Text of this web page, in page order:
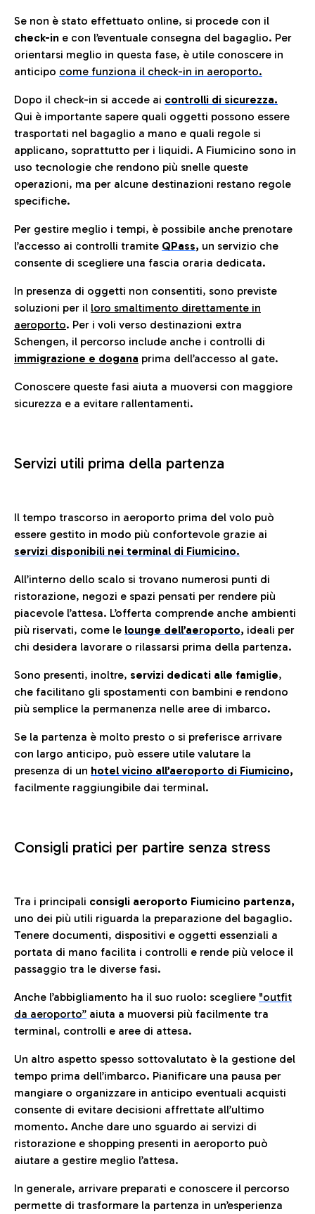
Se non è stato effettuato online, si procede con il
check-in e con l’eventuale consegna del bagaglio. Per
orientarsi meglio in questa fase, è utile conoscere in
anticipo come funziona il check-in in aeroporto.
Dopo il check-in si accede ai controlli di sicurezza.
Qui è importante sapere quali oggetti possono essere
trasportati nel bagaglio a mano e quali regole si
applicano, soprattutto per i liquidi. A Fiumicino sono in
uso tecnologie che rendono più snelle queste
operazioni, ma per alcune destinazioni restano regole
specifiche.
Per gestire meglio i tempi, è possibile anche prenotare
l’accesso ai controlli tramite QPass, un servizio che
consente di scegliere una fascia oraria dedicata.
In presenza di oggetti non consentiti, sono previste
soluzioni per il loro smaltimento direttamente in
aeroporto. Per i voli verso destinazioni extra
Schengen, il percorso include anche i controlli di
immigrazione e dogana prima dell’accesso al gate.
Conoscere queste fasi aiuta a muoversi con maggiore
sicurezza e a evitare rallentamenti.
Servizi utili prima della partenza
Il tempo trascorso in aeroporto prima del volo può
essere gestito in modo più confortevole grazie ai
servizi disponibili nei terminal di Fiumicino.
All’interno dello scalo si trovano numerosi punti di
ristorazione, negozi e spazi pensati per rendere più
piacevole l’attesa. L’offerta comprende anche ambienti
più riservati, come le lounge dell’aeroporto, ideali per
chi desidera lavorare o rilassarsi prima della partenza.
Sono presenti, inoltre, servizi dedicati alle famiglie,
che facilitano gli spostamenti con bambini e rendono
più semplice la permanenza nelle aree di imbarco.
Se la partenza è molto presto o si preferisce arrivare
con largo anticipo, può essere utile valutare la
presenza di un hotel vicino all’aeroporto di Fiumicino,
facilmente raggiungibile dai terminal.
Consigli pratici per partire senza stress
Tra i principali consigli aeroporto Fiumicino partenza,
uno dei più utili riguarda la preparazione del bagaglio.
Tenere documenti, dispositivi e oggetti essenziali a
portata di mano facilita i controlli e rende più veloce il
passaggio tra le diverse fasi.
Anche l’abbigliamento ha il suo ruolo: scegliere "outfit
da aeroporto” aiuta a muoversi più facilmente tra
terminal, controlli e aree di attesa.
Un altro aspetto spesso sottovalutato è la gestione del
tempo prima dell’imbarco. Pianificare una pausa per
mangiare o organizzare in anticipo eventuali acquisti
consente di evitare decisioni affrettate all’ultimo
momento. Anche dare uno sguardo ai servizi di
ristorazione e shopping presenti in aeroporto può
aiutare a gestire meglio l’attesa.
In generale, arrivare preparati e conoscere il percorso
permette di trasformare la partenza in un’esperienza